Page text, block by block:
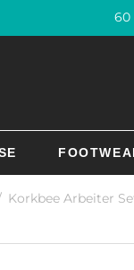
60
Korkbee Arbeiter